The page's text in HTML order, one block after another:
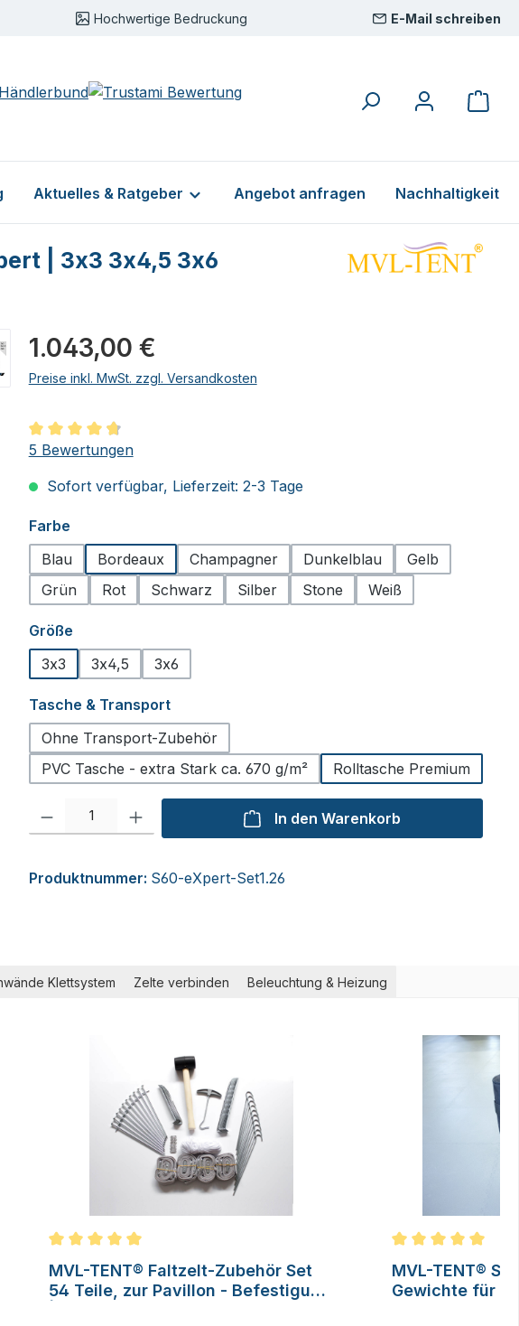
Hochwertige Bedruckung E-Mail schreiben
Aktuelles & Ratgeber Angebot anfragen Nachhaltigkeit
| 3x3 3x4,5 3x6
Regulärer Preis:
1.043,00 €
Preise inkl. MwSt. zzgl. Versandkosten
Durchschnittliche Bewertung von 4.8 von 5 Sternen
5 Bewertungen
Sofort verfügbar, Lieferzeit: 2-3 Tage
Farbeauswählen
Blau
Bordeaux Champagner Dunkelblau
Gelb
Grün
Rot Schwarz Silber Stone Weiß
Größeauswählen
3x3
3x4,5 3x6
Tasche & Transportauswählen
Ohne Transport-Zubehör
PVC Tasche - extra Stark ca. 670 g/m²
Rolltasche Premium
Produkt Anzahl: Gib den gewünschten Wert ein oder benutze die Schaltflächen
In den Warenkorb
Produktnummer: S60-eXpert-Set1.26
Klettsystem Zelte verbinden Beleuchtung & Heizung
Durchschnittliche Bewertung von 5 von 5 Sternen
MVL-TENT® Faltzelt-Zubehör Set
54 Teile, zur Pavillon - Befestigung
Durchschnittliche
MVL-TENT®
Gewichte für